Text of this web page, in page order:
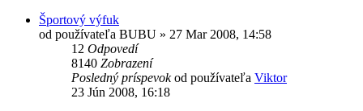
Športový výfuk
od používateľa BUBU » 27 Mar 2008, 14:58
12 Odpovedí
8140 Zobrazení
Posledný príspevokod používateľa Viktor
23 Jún 2008, 16:18